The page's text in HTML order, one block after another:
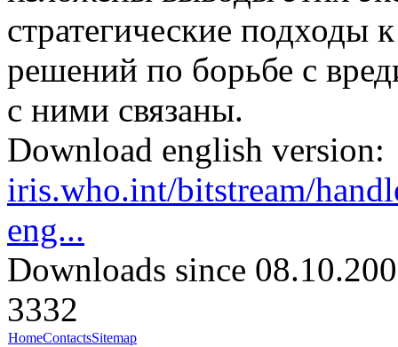
стратегические подходы
решений по борьбе с
с ними связаны.
Download english version:
iris.who.int/bitstream/
eng...
Downloads since
3332
HomeContactsSitemap